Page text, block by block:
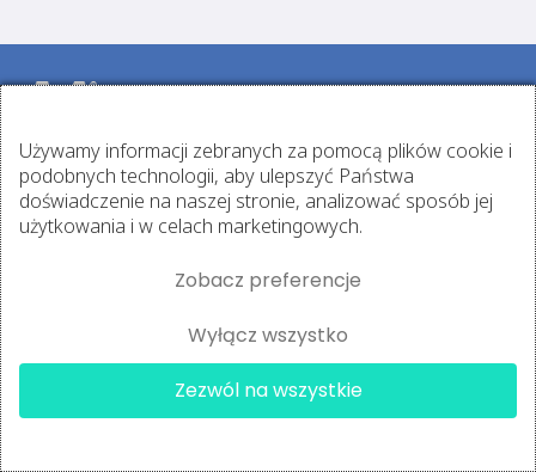
Edukujemy i inspirujemy w zakresie zdrowego trybu życia.
Jesteśmy liderem nowoczesnej edukacji i wierzymy w
progres dzięki nauce.
Odwiedź naszą specjalną sekcję z kodami rabatowymi i
Używamy informacji zebranych za pomocą plików cookie i
podobnych technologii, aby ulepszyć Państwa
doświadczenie na naszej stronie, analizować sposób jej
użytkowania i w celach marketingowych.
Zobacz preferencje
Wyłącz wszystko
Zezwól na wszystkie